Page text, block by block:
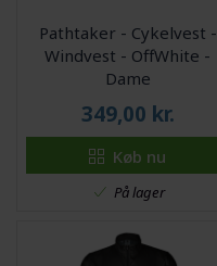
Pathtaker - Cykelvest -
Windvest - OffWhite -
Dame
349,00 kr.
Køb nu
På lager